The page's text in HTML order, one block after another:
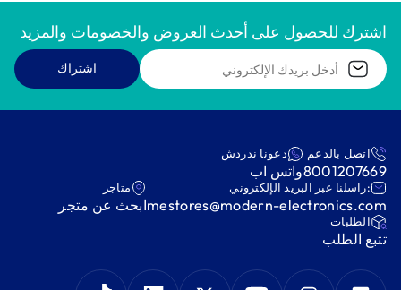
اشترك للحصول على أحدث العروض والخصومات والمزيد
اشتراك
اتصل بالدعم
8001207669
دعونا ندردش
واتس اب
:راسلنا عبر البريد الإلكتروني
mestores@modern-electronics.com
متاجر
ابحث عن متجر
‫الطلبات‬
‫تتبع الطلب‬